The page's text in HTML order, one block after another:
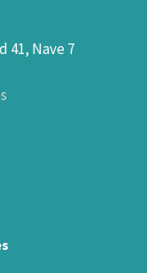
41, Nave 7